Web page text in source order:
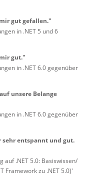
gut gefallen."
in .NET 5 und 6
gut."
in .NET 6.0 gegenüber
unsere Belange
in .NET 6.0 gegenüber
sehr entspannt und gut.
auf .NET 5.0: Basiswissen/
Framework zu .NET 5.0)'